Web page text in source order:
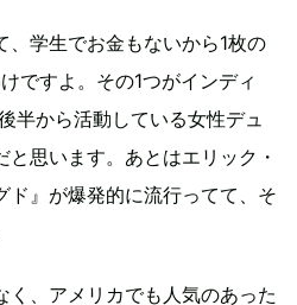
、学生でお金もないから1枚の
ですよ。その1つがインディ
半から活動している女性デュ
思います。あとはエリック・
ド』が爆発的に流行ってて、そ
、アメリカでも人気のあった